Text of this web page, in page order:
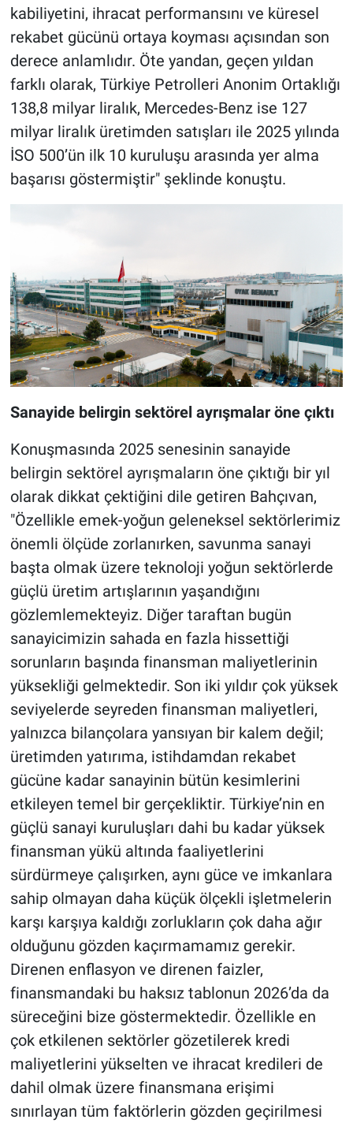
kabiliyetini, ihracat performansını ve küresel
rekabet gücünü ortaya koyması açısından son
derece anlamlıdır. Öte yandan, geçen yıldan
farklı olarak, Türkiye Petrolleri Anonim Ortaklığı
138,8 milyar liralık, Mercedes-Benz ise 127
milyar liralık üretimden satışları ile 2025 yılında
İSO 500’ün ilk 10 kuruluşu arasında yer alma
başarısı göstermiştir" şeklinde konuştu.
Sanayide belirgin sektörel ayrışmalar öne çıktı
Konuşmasında 2025 senesinin sanayide
belirgin sektörel ayrışmaların öne çıktığı bir yıl
olarak dikkat çektiğini dile getiren Bahçıvan,
"Özellikle emek-yoğun geleneksel sektörlerimiz
önemli ölçüde zorlanırken, savunma sanayi
başta olmak üzere teknoloji yoğun sektörlerde
güçlü üretim artışlarının yaşandığını
gözlemlemekteyiz. Diğer taraftan bugün
sanayicimizin sahada en fazla hissettiği
sorunların başında finansman maliyetlerinin
yüksekliği gelmektedir. Son iki yıldır çok yüksek
seviyelerde seyreden finansman maliyetleri,
yalnızca bilançolara yansıyan bir kalem değil;
üretimden yatırıma, istihdamdan rekabet
gücüne kadar sanayinin bütün kesimlerini
etkileyen temel bir gerçekliktir. Türkiye’nin en
güçlü sanayi kuruluşları dahi bu kadar yüksek
finansman yükü altında faaliyetlerini
sürdürmeye çalışırken, aynı güce ve imkanlara
sahip olmayan daha küçük ölçekli işletmelerin
karşı karşıya kaldığı zorlukların çok daha ağır
olduğunu gözden kaçırmamamız gerekir.
Direnen enflasyon ve direnen faizler,
finansmandaki bu haksız tablonun 2026’da da
süreceğini bize göstermektedir. Özellikle en
çok etkilenen sektörler gözetilerek kredi
maliyetlerini yükselten ve ihracat kredileri de
dahil olmak üzere finansmana erişimi
sınırlayan tüm faktörlerin gözden geçirilmesi